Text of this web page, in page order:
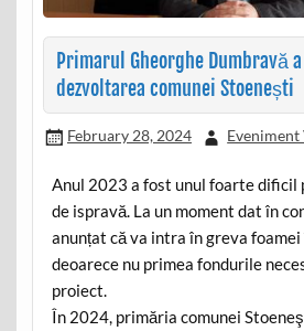
Primarul Gheorghe Dumbravă
dezvoltarea comunei Stoenești
February 28, 2024 Eveniment
Anul 2023 a fost unul foarte dificil
de ispravă. La un moment dat în
anunțat că va intra în greva
deoarece nu primea fondurile
proiect.
În 2024, primăria comunei